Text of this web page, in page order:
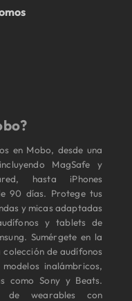
en Mobo, desde una
MagSafe y
hasta iPhones
90 días. Protege tus
y micas adaptadas
y tablets de
Sumérgete en la
de audífonos
inalámbricos,
como Sony y Beats.
de wearables con